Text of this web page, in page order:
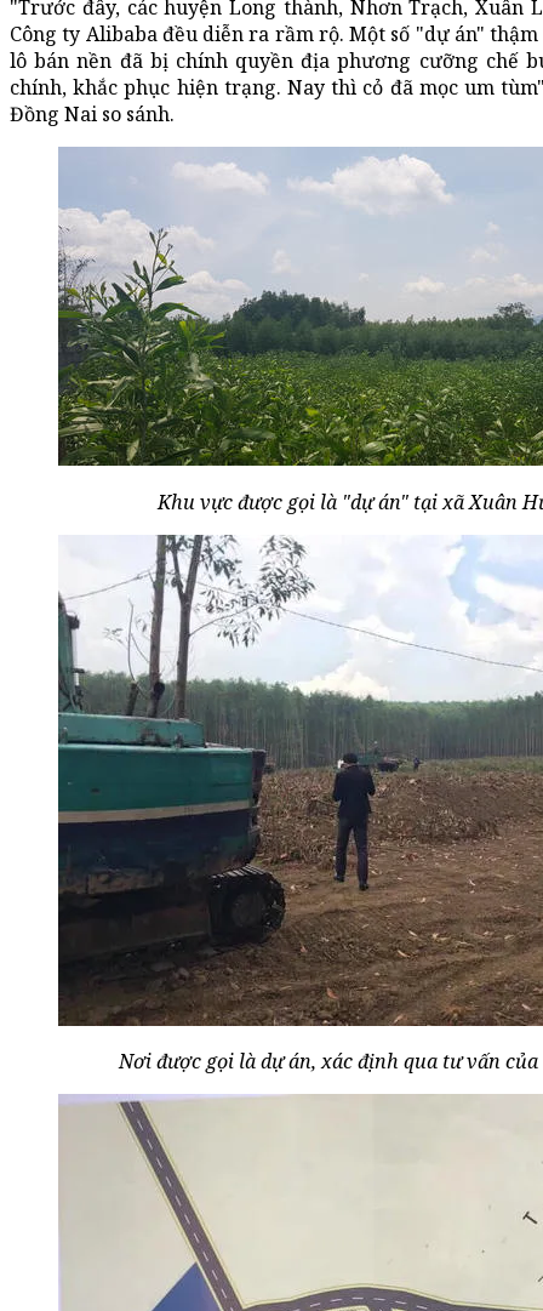
"Trước đây, các huyện Long thành, Nhơn Trạch, Xuân
Công ty Alibaba đều diễn ra rầm rộ. Một số "dự án"
lô bán nền đã bị chính quyền địa phương cưỡng chế
chính, khắc phục hiện trạng. Nay thì cỏ đã mọc um
Đồng Nai so sánh.
Khu vực được gọi là "dự án" tại xã Xuân
Nơi được gọi là dự án, xác định qua tư vấn